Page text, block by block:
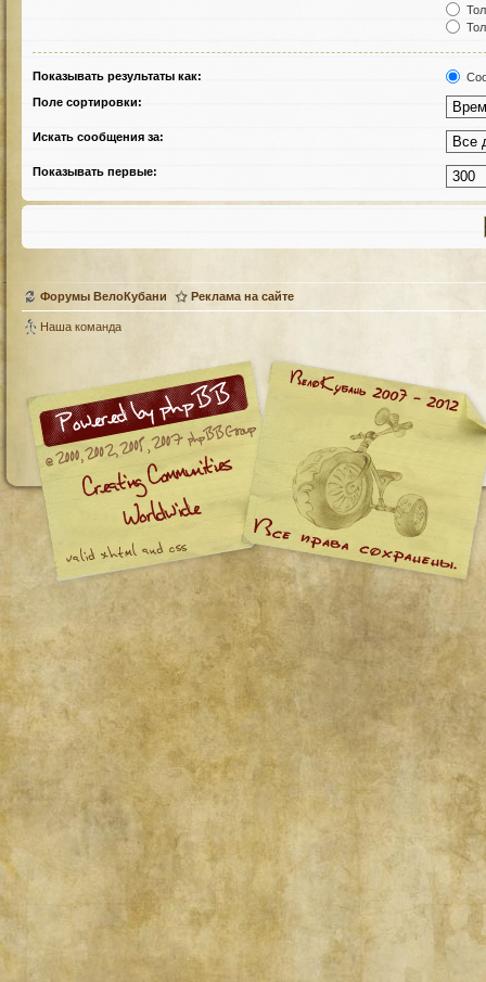
Показывать результаты как:
Поле сортировки:
Искать сообщения за:
Показывать первые:
Форумы ВелоКубани Реклама на сайте
Наша команда